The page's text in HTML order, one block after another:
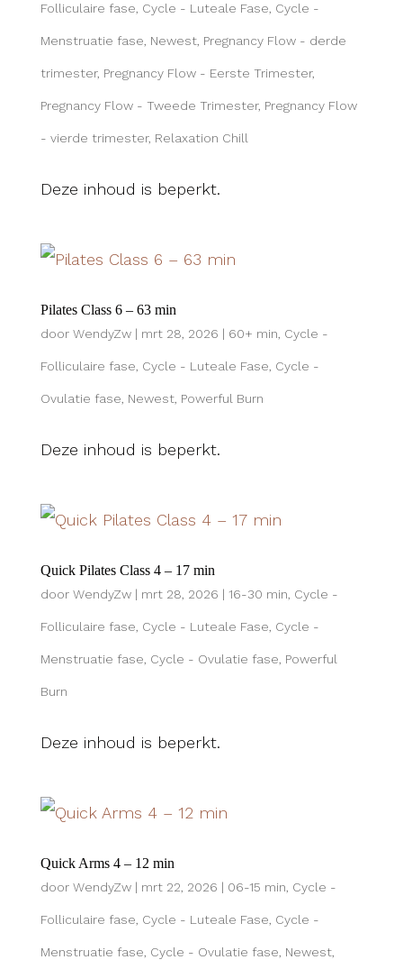
Folliculaire fase Cycle - Luteale Fase Cycle -
Menstruatie fase Newest, Pregnancy Flow - derde
trimester, Pregnancy Flow - Eerste Trimester,
Pregnancy Flow - Tweede Trimester, Pregnancy Flow
- vierde trimester, Relaxation Chill
Deze inhoud is beperkt.
Pilates Class 6 – 63 min
door WendyZw| mrt 28, 2026 | 60+ min Cycle -
Folliculaire fase Cycle - Luteale Fase Cycle -
Ovulatie fase Newest, Powerful Burn
Deze inhoud is beperkt.
Quick Pilates Class 4 – 17 min
door WendyZw| mrt 28, 2026 | 16-30 min Cycle -
Folliculaire fase Cycle - Luteale Fase Cycle -
Menstruatie fase Cycle - Ovulatie fase Powerful
Burn
Deze inhoud is beperkt.
Quick Arms 4 – 12 min
door WendyZw| mrt 22, 2026 | 06-15 min Cycle -
Folliculaire fase Cycle - Luteale Fase Cycle -
Menstruatie fase Cycle - Ovulatie fase Newest,